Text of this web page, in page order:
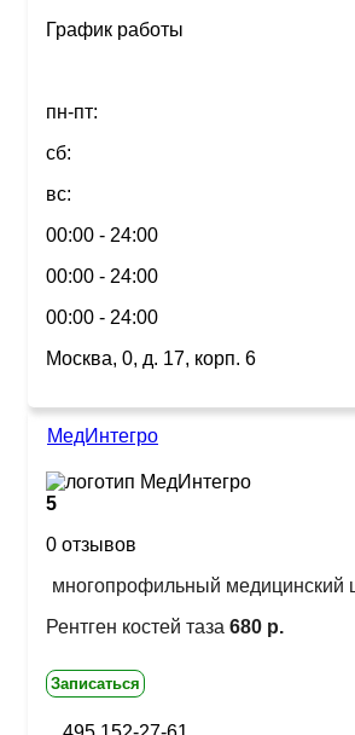
График работы
пн-пт:
сб:
вс:
00:00 - 24:00
00:00 - 24:00
00:00 - 24:00
Москва, 0, д. 17, корп. 6
МедИнтегро
5
0 отзывов
многопрофильный медицинский
Рентген костей таза 680 р.
Записаться